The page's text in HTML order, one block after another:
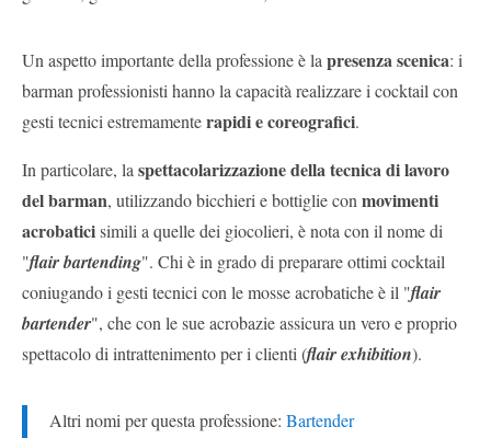
Un aspetto importante della professione è la presenza scenica: i
barman professionisti hanno la capacità realizzare i cocktail con
gesti tecnici estremamenterapidi e coreografici.
In particolare, la spettacolarizzazione della tecnica di lavoro
del barman, utilizzando bicchieri e bottiglie con movimenti
acrobaticisimili a quelle dei giocolieri, è nota con il nome di
"flair bartending". Chi è in grado di preparare ottimi cocktail
coniugando i gesti tecnici con le mosse acrobatiche è il "flair
bartender", che con le sue acrobazie assicura un vero e proprio
spettacolo di intrattenimento per i clienti (flair exhibition).
Altri nomi per questa professione: Bartender